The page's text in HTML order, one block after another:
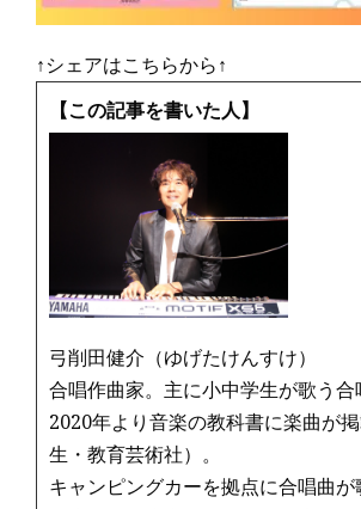
↑シェアはこちらから↑
【この記事を書いた人】
弓削田健介（ゆげたけんすけ）
合唱作曲家。主に小中学生が歌う合
2020年より音楽の教科書に楽曲が
生・教育芸術社）。
キャンピングカーを拠点に合唱曲が